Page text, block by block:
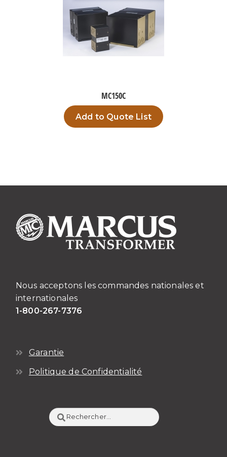
MC150C
Add to Quote List
Nous acceptons les commandes nationales et
internationales
1-800-267-7376
Garantie
Politique de Confidentialité
Rechercher :